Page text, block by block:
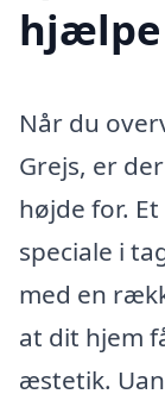
hjælpe
Når du
Grejs, er
højde for.
speciale i
med en
at dit hjem
æstetik.